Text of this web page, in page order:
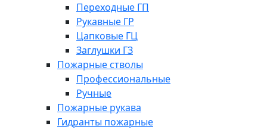
Переходные ГП
Рукавные ГР
Цапковые ГЦ
Заглушки ГЗ
Пожарные стволы
Профессиональные
Ручные
Пожарные рукава
Гидранты пожарные